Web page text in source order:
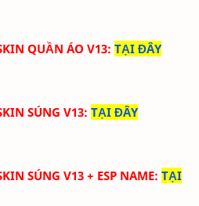
QUẦN ÁO V13: TẠI ĐÂY
SÚNG V13: TẠI ĐÂY
SÚNG V13 + ESP NAME: TẠI